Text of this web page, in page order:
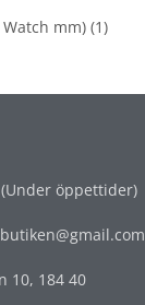
Watch mm)(1)
öppettider)
10, 184 40